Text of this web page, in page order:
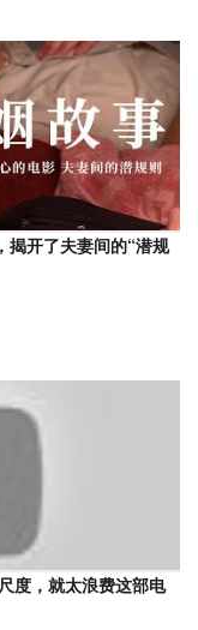
揭开了夫妻间的“潜规
度，就太浪费这部电